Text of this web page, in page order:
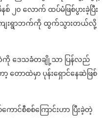
၂၀ လောက် ထပ်မံဖြစ်ပွားခဲ့ပြီး
ေးရွာဘက်ကို ထွက်သွားတယ်လို့
ကို ဒေသခံတချို့သာ ပြန်လည်
တောထဲမှာ ပုန်းရှောင်နေဆဲဖြစ်
ောင်စီစစ်ကြောင်းဟာ ပြီးခဲ့တဲ့